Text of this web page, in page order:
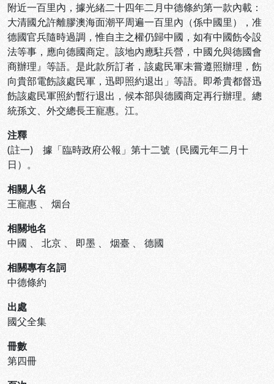
附近一百里內，據光緒二十四年二月中德條約第一款內載：
大清國允許離膠澳海面潮平周遍一百里內（係中國里），准
德國官兵隨時過調，惟自主之權仍歸中國，如有中國飭令設
法等事，應向德國商定。該地內應駐兵營，中國允與德國會
商辦理』等語。是此款所訂者，該處民軍未嘗遵照辦理，飭
向貴部電飭該處民軍，迅即照約退出」等語。即希貴都督迅
飭該處民軍照約暫行退出，候本部與德國商定再行辦理。總
統孫文、外交總長王寵惠。江。
注釋
(註一) 據「臨時政府公報」第十二號（民國元年二月十
日）。
相關人名
王寵惠 、 烟台
相關地名
中國 、 北京 、 即墨 、 烟臺 、 德國
相關專有名詞
中德條約
出處
國父全集
冊數
第四冊